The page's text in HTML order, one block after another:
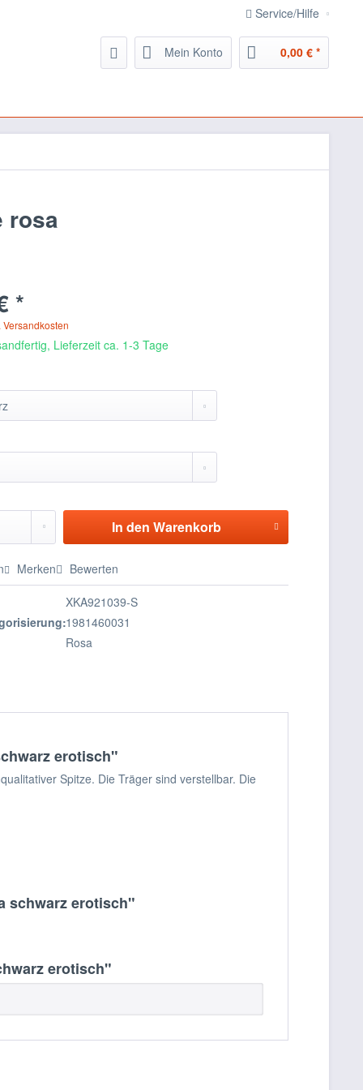
Service/Hilfe
Mein Konto 0,00 € *
rosa
*
Versandkosten
Lieferzeit ca. 1-3 Tage
In den Warenkorb
Merken Bewerten
XKA921039-S
1981460031
Rosa
erotisch"
Spitze. Die Träger sind verstellbar. Die
schwarz erotisch"
erotisch"